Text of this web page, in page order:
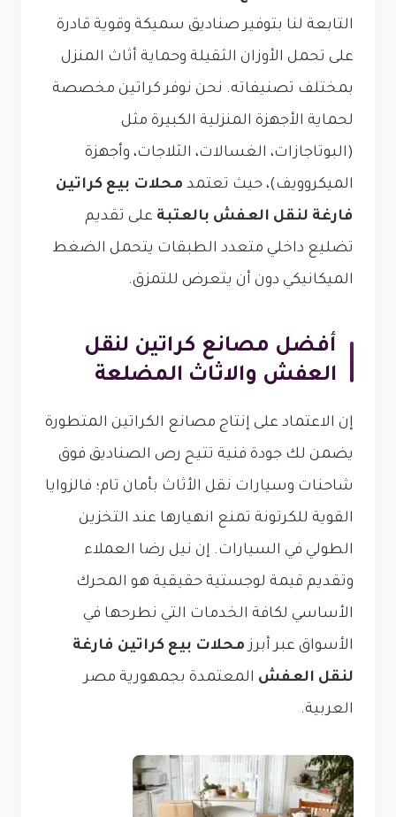
التابعة لنا بتوفير صناديق سميكة وقوية قادرة
على تحمل الأوزان الثقيلة وحماية أثاث المنزل
بمختلف تصنيفاته. نحن نوفر كراتين مخصصة
لحماية الأجهزة المنزلية الكبيرة مثل
(البوتاجازات، الغسالات، الثلاجات، وأجهزة
الميكروويف)، حيث تعتمد محلات بيع كراتين
فارغة لنقل العفش بالعتبة على تقديم
تضليع داخلي متعدد الطبقات يتحمل الضغط
الميكانيكي دون أن يتعرض للتمزق.
أفضل مصانع كراتين لنقل
العفش والاثاث المضلعة
إن الاعتماد على إنتاج مصانع الكراتين المتطورة
يضمن لك جودة فنية تتيح رص الصناديق فوق
شاحنات وسيارات نقل الأثاث بأمان تام؛ فالزوايا
القوية للكرتونة تمنع انهيارها عند التخزين
الطولي في السيارات. إن نيل رضا العملاء
وتقديم قيمة لوجستية حقيقية هو المحرك
الأساسي لكافة الخدمات التي نطرحها في
الأسواق عبر أبرزمحلات بيع كراتين فارغة
لنقل العفش المعتمدة بجمهورية مصر
العربية.